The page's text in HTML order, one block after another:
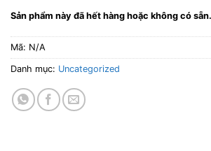
Sản phẩm này đã hết hàng hoặc không có sẵn.
Mã: N/A
Danh mục: Uncategorized